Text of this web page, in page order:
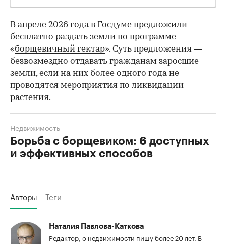
В апреле 2026 года в Госдуме предложили
бесплатно раздать земли по программе
«борщевичный гектар». Суть предложения —
безвозмездно отдавать гражданам заросшие
земли, если на них более одного года не
проводятся мероприятия по ликвидации
растения.
Борьба с борщевиком: 6 доступных
и эффективных способов
Недвижимость
Авторы Теги
Наталия Павлова-Каткова
Редактор, о недвижимости пишу более 20 лет. В